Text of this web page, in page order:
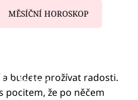
MĚSÍČNÍ HOROSKOP
fetch
a budete prožívat radosti.
pocitem, že po něčem